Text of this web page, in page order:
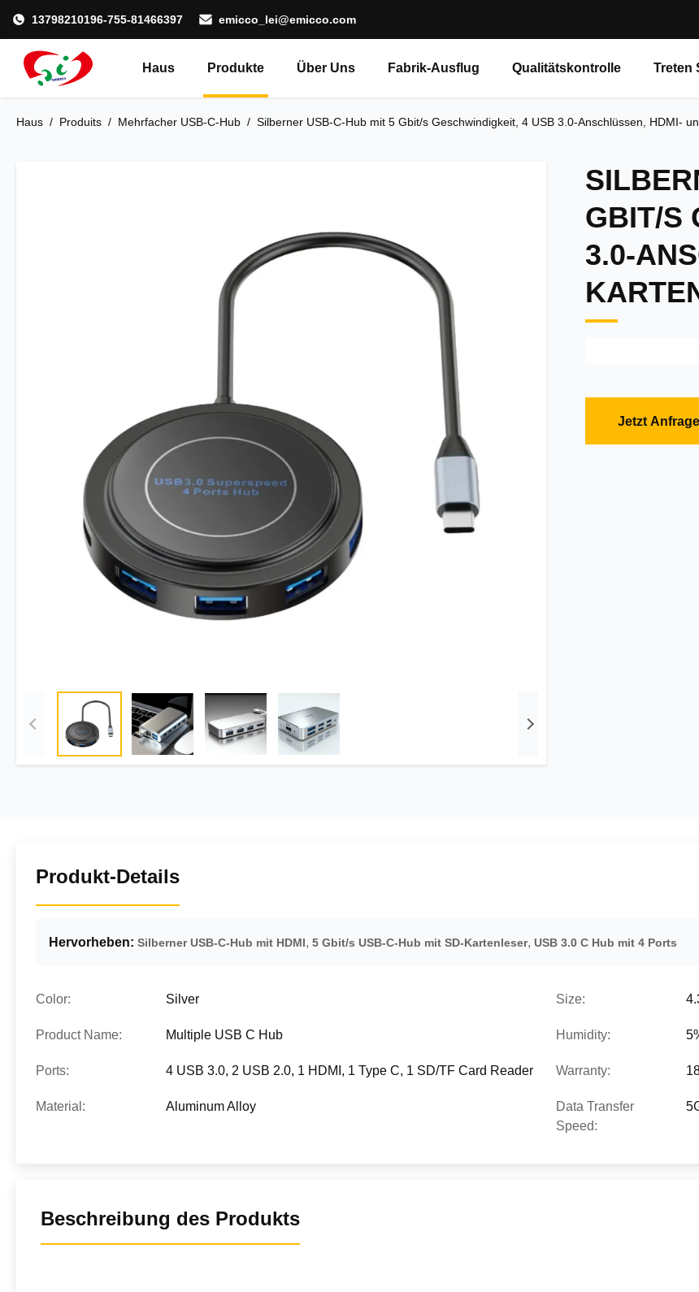
13798210196-755-81466397 emicco_lei@emicco.com
Haus Produkte Über Uns Fabrik-Ausflug Qualitätskontrolle Treten
Haus / Produits / Mehrfacher USB-C-Hub / Silberner USB-C-Hub mit 5 Gbit/s Geschwindigkeit, 4 USB 3.0-Anschlüssen, HDMI-
GBIT/S
3.0-
Jetzt
Produkt-Details
Hervorheben: Silberner USB-C-Hub mit HDMI, 5 Gbit/s USB-C-Hub mit SD-Kartenleser, USB 3.0 C Hub mit 4 Ports
Color: Silver Size:
Product Name: Multiple USB C Hub Humidity:
Ports: 4 USB 3.0, 2 USB 2.0, 1 HDMI, 1 Type C, 1 SD/TF Card Reader Warranty:
Material: Aluminum Alloy
Data Transfer
Speed:
Beschreibung des Produkts